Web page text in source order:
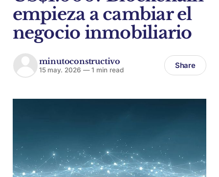
empieza a cambiar el
negocio inmobiliario
minutoconstructivo
15 may. 2026 —1 min read Share